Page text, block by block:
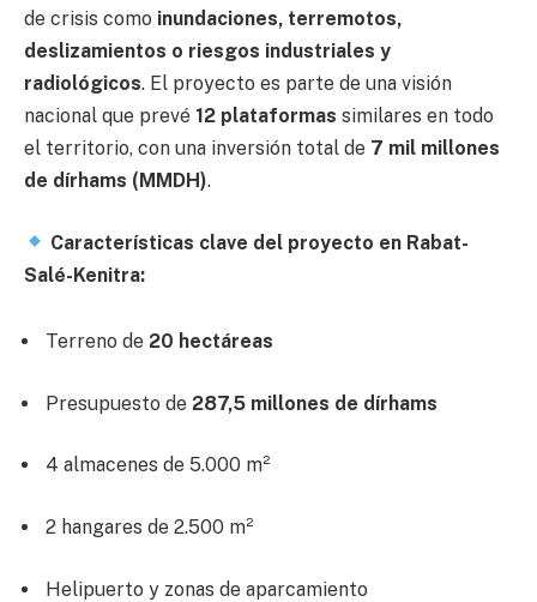
de crisis como inundaciones, terremotos,
deslizamientos o riesgos industriales y
radiológicos. El proyecto es parte de una visión
nacional que prevé 12 plataformas similares en todo
el territorio, con una inversión total de 7 mil millones
de dírhams (MMDH).
Características clave del proyecto en Rabat-
Salé-Kenitra:
Terreno de 20 hectáreas
Presupuesto de 287,5 millones de dírhams
4 almacenes de 5.000 m²
2 hangares de 2.500 m²
Helipuerto y zonas de aparcamiento